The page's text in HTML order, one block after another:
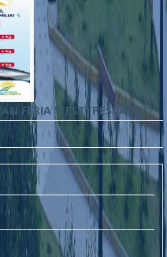
FERIA "FESTI PESCADO"!